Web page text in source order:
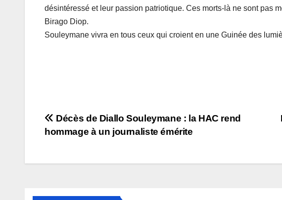
désintéressé et leur passion patriotique. Ces morts-là ne sont pas
Birago Diop.
Souleymane vivra en tous ceux qui croient en une Guinée des
Navigation
l’article
Décès de Diallo Souleymane : la HAC rend
hommage à un journaliste émérite